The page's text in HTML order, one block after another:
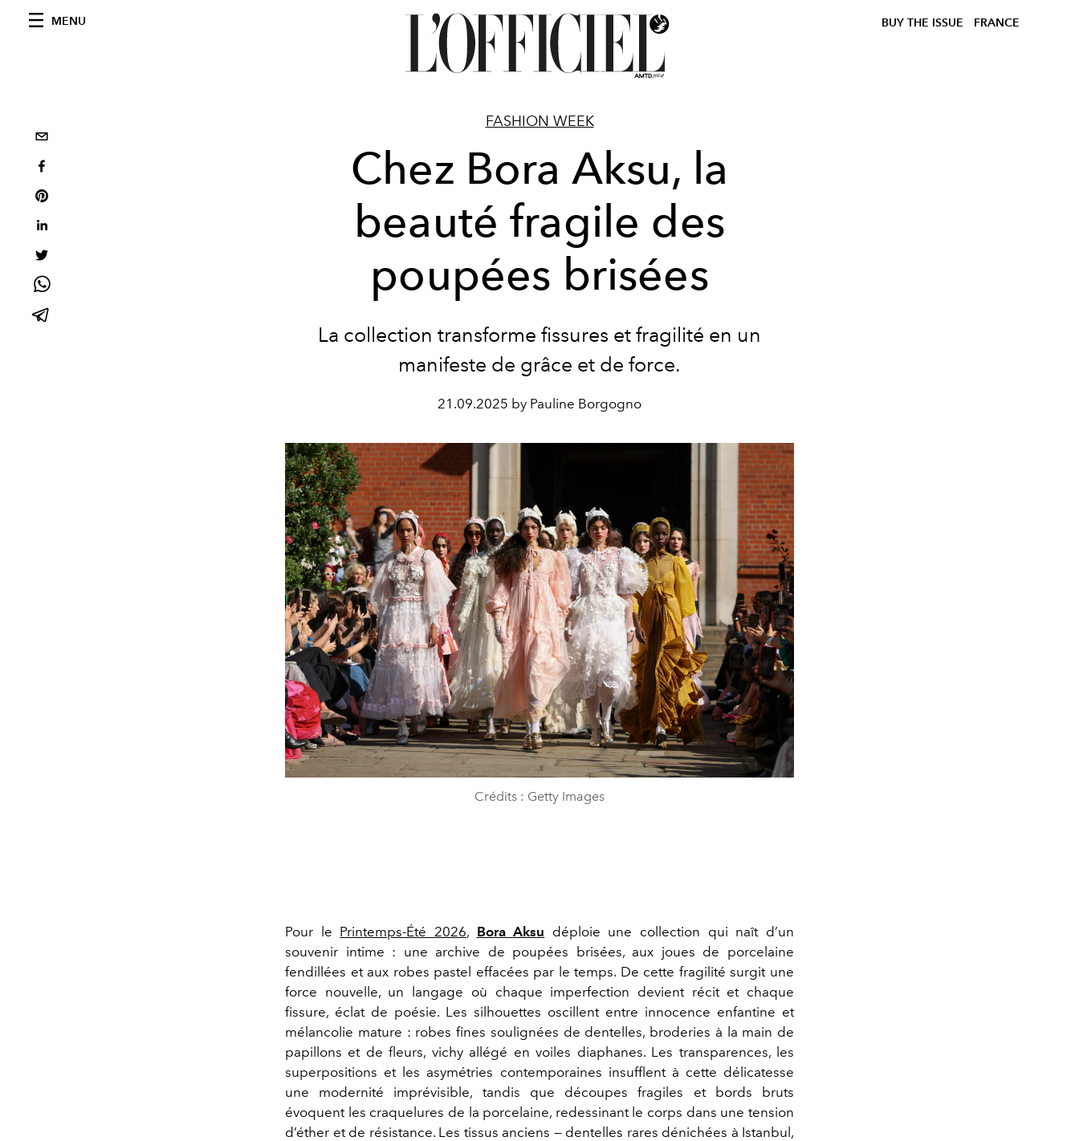
MENU BUY THE ISSUE FRANCE
FASHION WEEK
Chez Bora Aksu, la
beauté fragile des
poupées brisées
La collection transforme fissures et fragilité en un
manifeste de grâce et de force.
21.09.2025 by Pauline Borgogno
Crédits : Getty Images
Pour le Printemps-Été 2026, Bora Aksu déploie une collection qui naît d’un
souvenir intime : une archive de poupées brisées, aux joues de porcelaine
fendillées et aux robes pastel effacées par le temps. De cette fragilité surgit une
force nouvelle, un langage où chaque imperfection devient récit et chaque
fissure, éclat de poésie. Les silhouettes oscillent entre innocence enfantine et
mélancolie mature : robes fines soulignées de dentelles, broderies à la main de
papillons et de fleurs, vichy allégé en voiles diaphanes. Les transparences, les
superpositions et les asymétries contemporaines insufflent à cette délicatesse
une modernité imprévisible, tandis que découpes fragiles et bords bruts
évoquent les craquelures de la porcelaine, redessinant le corps dans une tension
d’éther et de résistance. Les tissus anciens — dentelles rares dénichées à Istanbul,